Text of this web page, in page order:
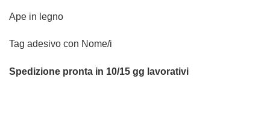
Ape in legno
Tag adesivo con Nome/i
Spedizione pronta in 10/15 gg lavorativi